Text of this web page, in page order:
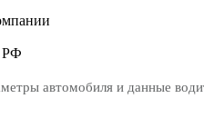
РФ
автомобиля и данные